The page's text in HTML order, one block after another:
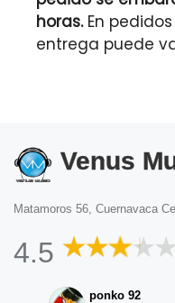
horas.En
entrega puede
Venus
Matamoros 56, Cuernavaca
4.5
ponko 92